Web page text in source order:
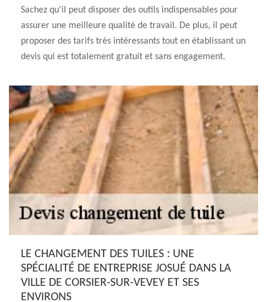
Sachez qu'il peut disposer des outils indispensables pour
assurer une meilleure qualité de travail. De plus, il peut
proposer des tarifs très intéressants tout en établissant un
devis qui est totalement gratuit et sans engagement.
LE CHANGEMENT DES TUILES : UNE
SPÉCIALITÉ DE ENTREPRISE JOSUÉ DANS LA
VILLE DE CORSIER-SUR-VEVEY ET SES
ENVIRONS